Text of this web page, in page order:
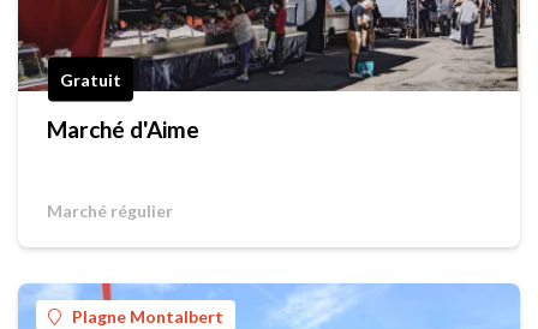
Gratuit
Marché d'Aime
Marché régulier
Plagne Montalbert